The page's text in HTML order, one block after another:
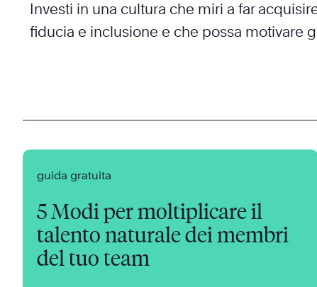
Investi in una cultura che miri a far
fiducia e inclusione e che possa motivare
guida gratuita
5 Modi per moltiplicare il
talento naturale dei membri
del tuo team